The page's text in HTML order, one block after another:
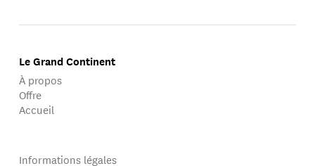
Le Grand Continent
À propos
Offre
Accueil
Informations légales